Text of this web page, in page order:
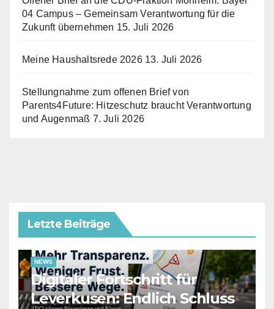
04 Campus – Gemeinsam Verantwortung für die
Zukunft übernehmen 15. Juli 2026
Meine Haushaltsrede 2026 13. Juli 2026
Stellungnahme zum offenen Brief von
Parents4Future: Hitzeschutz braucht Verantwortung
und Augenmaß 7. Juli 2026
Letzte Beiträge
NEWS
Digitaler Fortschritt für
Leverkusen: Endlich Schluss